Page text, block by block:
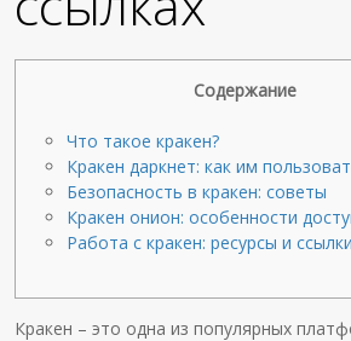
Содержание
Что такое кракен?
Кракен даркнет: как им
Безопасность в кракен: советы
Кракен онион: особенности
Работа с кракен: ресурсы и ссылки
Кракен – это одна из популярных